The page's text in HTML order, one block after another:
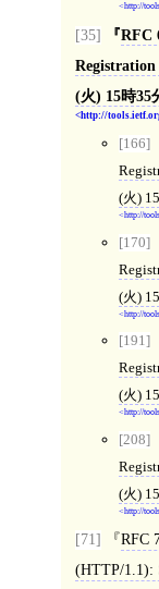
http://
[35]
RFC
Registration
(火) 15時35
http://
[166]
(火)
http://
[170]
(火)
http://
[191]
(火)
http://
[208]
(火)
http://
[71]
RFC
(HTTP/1.1):